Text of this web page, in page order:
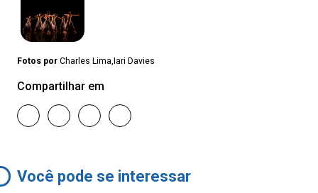
Fotos por Charles Lima,Iari Davies
Compartilhar em
Você pode se interessar